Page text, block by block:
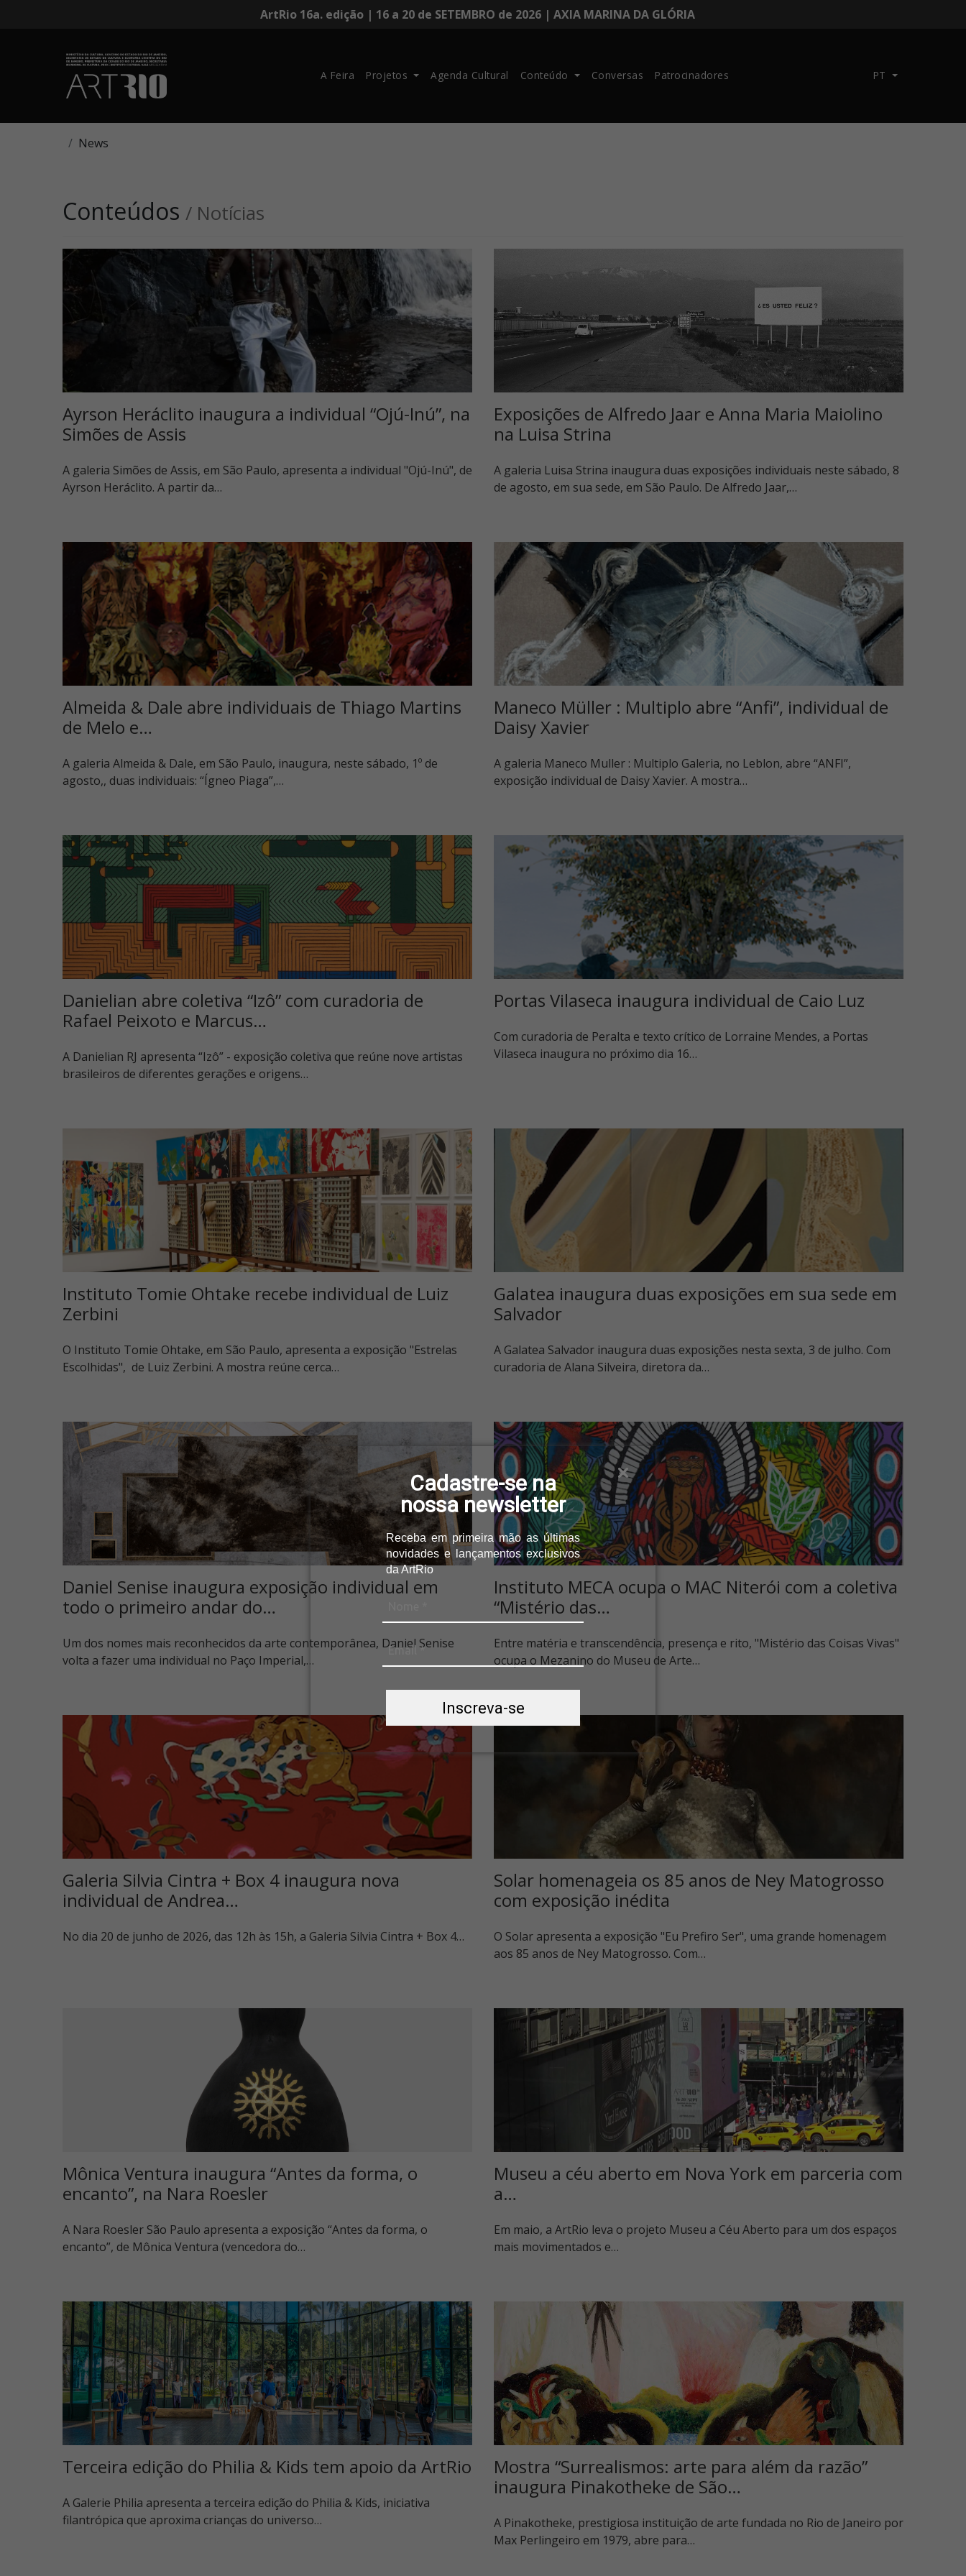
Cadastre-se na
nossa newsletter
Recebaem primeira mão as últimas
novidades e lançamentos exclusivos
da ArtRio
Inscreva-se
ArtRio 16a. edição | 16 a 20 de SETEMBRO de 2026 | AXIA MARINA DA GLÓRIA
A Feira Projetos Agenda Cultural Conteúdo Conversas Patrocinadores PT
News
Conteúdos / Notícias
Ayrson Heráclito inaugura a individual “Ojú-Inú”, na
Simões de Assis
A galeria Simões de Assis, em São Paulo, apresenta a individual "Ojú-Inú", de
Ayrson Heráclito. A partir da…
Exposições de Alfredo Jaar e Anna Maria Maiolino
na Luisa Strina
A galeria Luisa Strina inaugura duas exposições individuais neste sábado, 8
de agosto, em sua sede, em São Paulo. De Alfredo Jaar,…
Almeida & Dale abre individuais de Thiago Martins
de Melo e…
A galeria Almeida & Dale, em São Paulo, inaugura, neste sábado, 1º de
agosto,, duas individuais: “Ígneo Piaga”,…
Maneco Müller : Multiplo abre “Anfi”, individual de
Daisy Xavier
A galeria Maneco Muller : Multiplo Galeria, no Leblon, abre “ANFI”,
exposição individual de Daisy Xavier. A mostra…
Danielian abre coletiva “Izô” com curadoria de
Rafael Peixoto e Marcus…
A Danielian RJ apresenta “Izô” - exposição coletiva que reúne nove artistas
brasileiros de diferentes gerações e origens…
Portas Vilaseca inaugura individual de Caio Luz
Com curadoria de Peralta e texto crítico de Lorraine Mendes, a Portas
Vilaseca inaugura no próximo dia 16…
Instituto Tomie Ohtake recebe individual de Luiz
Zerbini
O Instituto Tomie Ohtake, em São Paulo, apresenta a exposição "Estrelas
Escolhidas", de Luiz Zerbini. A mostra reúne cerca…
Galatea inaugura duas exposições em sua sede em
Salvador
A Galatea Salvador inaugura duas exposições nesta sexta, 3 de julho. Com
curadoria de Alana Silveira, diretora da…
Daniel Senise inaugura exposição individual em
todo o primeiro andar do…
Um dos nomes mais reconhecidos da arte contemporânea, Daniel Senise
volta a fazer uma individual no Paço Imperial,…
Instituto MECA ocupa o MAC Niterói com a coletiva
“Mistério das…
Entre matéria e transcendência, presença e rito, "Mistério das Coisas Vivas"
ocupa o Mezanino do Museu de Arte…
Galeria Silvia Cintra + Box 4 inaugura nova
individual de Andrea…
No dia 20 de junho de 2026, das 12h às 15h, a Galeria Silvia Cintra + Box 4…
Solar homenageia os 85 anos de Ney Matogrosso
com exposição inédita
O Solar apresenta a exposição "Eu Prefiro Ser", uma grande homenagem
aos 85 anos de Ney Matogrosso. Com…
Mônica Ventura inaugura “Antes da forma, o
encanto”, na Nara Roesler
A Nara Roesler São Paulo apresenta a exposição “Antes da forma, o
encanto”, de Mônica Ventura (vencedora do…
Museu a céu aberto em Nova York em parceria com
a…
Em maio, a ArtRio leva o projeto Museu a Céu Aberto para um dos espaços
mais movimentados e…
Terceira edição do Philia & Kids tem apoio da ArtRio
A Galerie Philia apresenta a terceira edição do Philia & Kids, iniciativa
filantrópica que aproxima crianças do universo…
Mostra “Surrealismos: arte para além da razão”
inaugura Pinakotheke de São…
A Pinakotheke, prestigiosa instituição de arte fundada no Rio de Janeiro por
Max Perlingeiro em 1979, abre para…